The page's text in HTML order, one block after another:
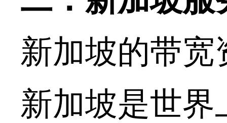
新加坡的带
新加坡是世